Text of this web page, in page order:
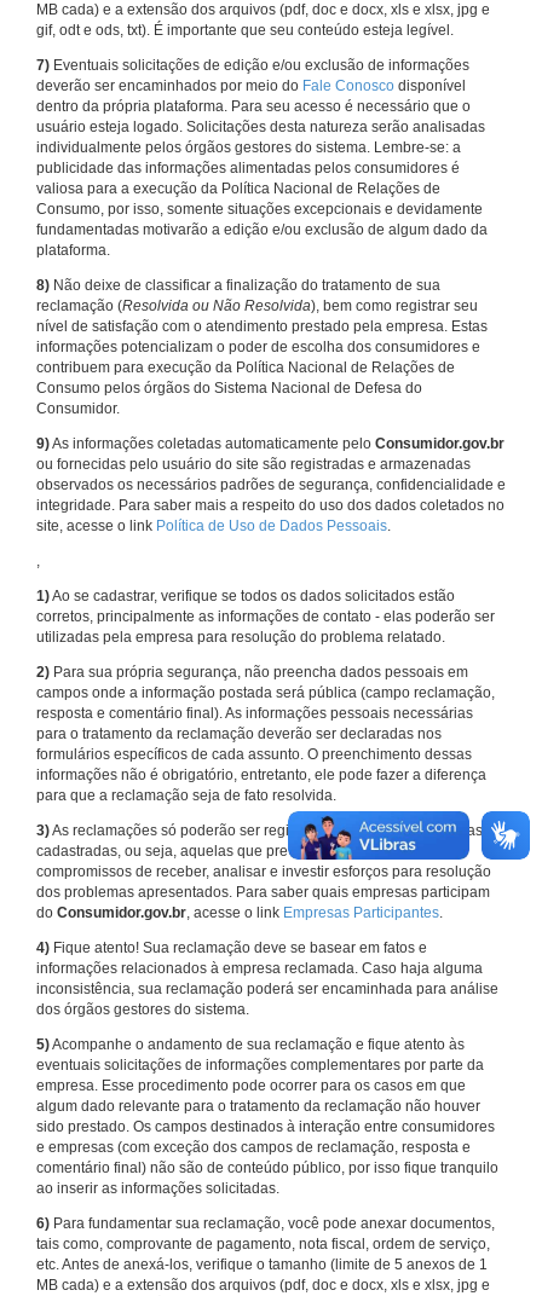
MB cada) e a extensão dos arquivos (pdf, doc e docx, xls e xlsx, jpg e
gif, odt e ods, txt). É importante que seu conteúdo esteja legível.
7) Eventuais solicitações de edição e/ou exclusão de informações
deverão ser encaminhados por meio do Fale Conosco disponível
dentro da própria plataforma. Para seu acesso é necessário que o
usuário esteja logado. Solicitações desta natureza serão analisadas
individualmente pelos órgãos gestores do sistema. Lembre-se: a
publicidade das informações alimentadas pelos consumidores é
valiosa para a execução da Política Nacional de Relações de
Consumo, por isso, somente situações excepcionais e devidamente
fundamentadas motivarão a edição e/ou exclusão de algum dado da
plataforma.
8) Não deixe de classificar a finalização do tratamento de sua
reclamação (Resolvida ou Não Resolvida), bem como registrar seu
nível de satisfação com o atendimento prestado pela empresa. Estas
informações potencializam o poder de escolha dos consumidores e
contribuem para execução da Política Nacional de Relações de
Consumo pelos órgãos do Sistema Nacional de Defesa do
Consumidor.
9)As informações coletadas automaticamente pelo Consumidor.gov.br
ou fornecidas pelo usuário do site são registradas e armazenadas
observados os necessários padrões de segurança, confidencialidade e
integridade. Para saber mais a respeito do uso dos dados coletados no
site, acesse o link Política de Uso de Dados Pessoais.
,
1)Ao se cadastrar, verifique se todos os dados solicitados estão
corretos, principalmente as informações de contato - elas poderão ser
utilizadas pela empresa para resolução do problema relatado.
2) Para sua própria segurança, não preencha dados pessoais em
campos onde a informação postada será pública (campo reclamação,
resposta e comentário final). As informações pessoais necessárias
para o tratamento da reclamação deverão ser declaradas nos
formulários específicos de cada assunto. O preenchimento dessas
informações não é obrigatório, entretanto, ele pode fazer a diferença
para que a reclamação seja de fato resolvida.
3)As reclamações só poderão ser registradas em face de empresas
cadastradas, ou seja, aquelas que previamente assumiram
compromissos de receber, analisar e investir esforços para resolução
dos problemas apresentados. Para saber quais empresas participam
do Consumidor.gov.br, acesse o link Empresas Participantes.
4) Fique atento! Sua reclamação deve se basear em fatos e
informações relacionados à empresa reclamada. Caso haja alguma
inconsistência, sua reclamação poderá ser encaminhada para análise
dos órgãos gestores do sistema.
5)Acompanhe o andamento de sua reclamação e fique atento às
eventuais solicitações de informações complementares por parte da
empresa. Esse procedimento pode ocorrer para os casos em que
algum dado relevante para o tratamento da reclamação não houver
sido prestado. Os campos destinados à interação entre consumidores
e empresas (com exceção dos campos de reclamação, resposta e
comentário final) não são de conteúdo público, por isso fique tranquilo
ao inserir as informações solicitadas.
6) Para fundamentar sua reclamação, você pode anexar documentos,
tais como, comprovante de pagamento, nota fiscal, ordem de serviço,
etc. Antes de anexá-los, verifique o tamanho (limite de 5 anexos de 1
MB cada) e a extensão dos arquivos (pdf, doc e docx, xls e xlsx, jpg e